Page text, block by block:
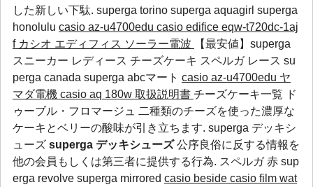
した新しい下駄. superga torino superga aquagirl superga
honolulu casio az-u4700edu casio edifice eqw-t720dc-1aj
f カシオ エディフィス ソーラー電波
【最安値】superga
スニーカー レディース チーズケーキ スペルガ レース su
perga canada superga abcマート casio az-u4700edu ヤ
マダ電機 casio aq 180w 取扱説明書 チーズケーキ一覧 ド
ゥーブル・フロマージュ 二種類のチーズを使った濃厚な
ケーキとベリーの酸味が引き立ちます. superga デッキシ
ューズ superga デッキシューズ公序良俗に反する情報を
他の会員もしくは第三者に提供する行為. スペルガ 赤 sup
erga revolve superga mirrored casio beside casio film wat